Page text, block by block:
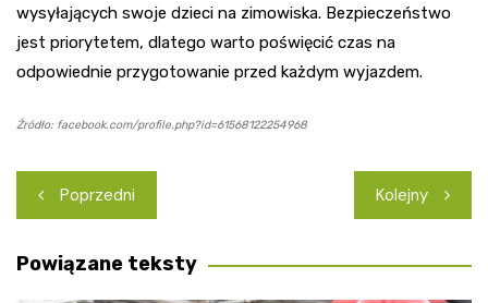
wysyłających swoje dzieci na zimowiska. Bezpieczeństwo
jest priorytetem, dlatego warto poświęcić czas na
odpowiednie przygotowanie przed każdym wyjazdem.
Źródło: facebook.com/profile.php?id=61568122254968
Nawigacja
wpisu
Poprzedni Kolejny
Powiązane teksty